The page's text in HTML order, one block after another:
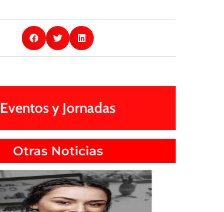
Eventos y Jornadas
Otras Noticias